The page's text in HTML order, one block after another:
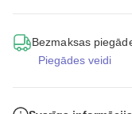
Bezmaksas
Piegādes veidi